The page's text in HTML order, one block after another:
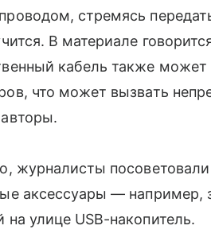
стремясь
В материале
кабель также
что может вызвать
журналисты
аксессуары — например,
на улице USB-накопитель.